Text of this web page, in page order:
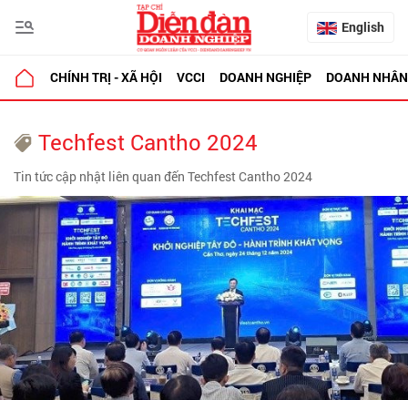
English
CHÍNH TRỊ - XÃ HỘI VCCI DOANH NGHIỆP DOANH NHÂN
Techfest Cantho 2024
Tin tức cập nhật liên quan đến Techfest Cantho 2024